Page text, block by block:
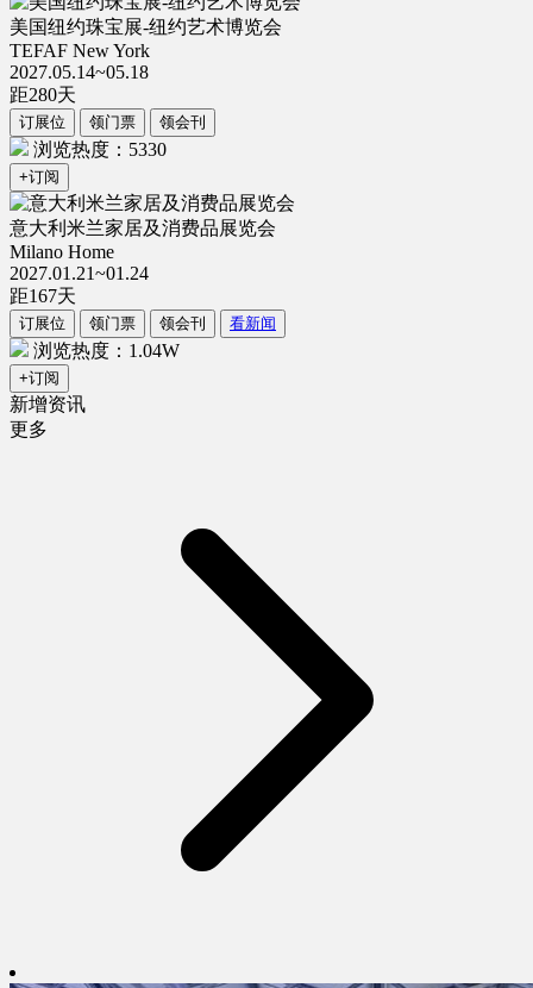
美国纽约珠宝展-纽约艺术博览会
TEFAF New York
2027.05.14~05.18
距280天
订展位 领门票 领会刊
浏览热度：5330
+订阅
意大利米兰家居及消费品展览会
Milano Home
2027.01.21~01.24
距167天
订展位 领门票 领会刊 看新闻
浏览热度：1.04W
+订阅
新增资讯
更多